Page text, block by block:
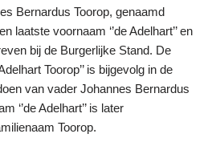
Bernardus Toorop, genaamd
laatste voornaam ‘’de Adelhart’’ en
bij de Burgerlijke Stand. De
Toorop’’ is bijgevolg in de
van vader Johannes Bernardus
‘’de Adelhart’’ is later
Toorop.